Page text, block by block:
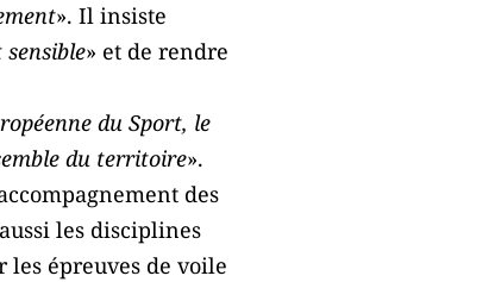
». Il insiste
» et de rendre
du Sport, le
du territoire».
des
les disciplines
épreuves de voile